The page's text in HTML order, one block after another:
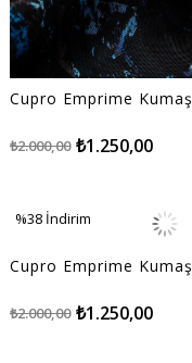
Cupro Emprime
₺1.250,00
₺2.000,00
Cupro Emprime
₺1.250,00
₺2.000,00
%38 İndirim